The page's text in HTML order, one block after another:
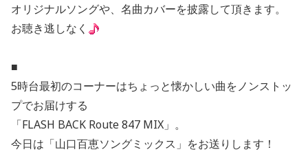
オリジナルソングや、名曲カバーを披露して頂きます。
お聴き逃しなく
■
5時台最初のコーナーはちょっと懐かしい曲をノンストッ
プでお届けする
「FLASH BACK Route 847 MIX」。
今日は「山口百恵ソングミックス」をお送りします！